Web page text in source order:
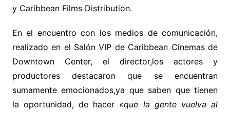
y Caribbean Films Distribution.
En el encuentro con los medios de comunicación,
realizado en el Salón VIP de Caribbean Cinemas de
Downtown Center, el director,los actores y
productores destacaron que se encuentran
sumamente emocionados,ya que saben que tienen
la oportunidad, de hacer «que la gente vuelva al